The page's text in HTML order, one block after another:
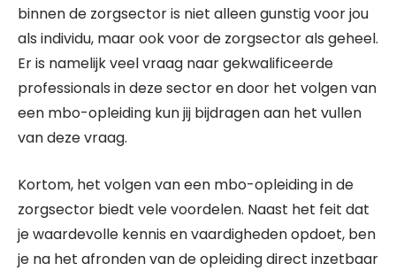
binnen de zorgsector is niet alleen gunstig voor jou
als individu, maar ook voor de zorgsector als geheel.
Er is namelijk veel vraag naar gekwalificeerde
professionals in deze sector en door het volgen van
een mbo-opleiding kun jij bijdragen aan het vullen
van deze vraag.
Kortom, het volgen van een mbo-opleiding in de
zorgsector biedt vele voordelen. Naast het feit dat
je waardevolle kennis en vaardigheden opdoet, ben
je na het afronden van de opleiding direct inzetbaar